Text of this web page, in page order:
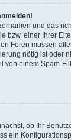
und das
bzw. einer Ihrer
Foren müssen
nötig ist oder
einem Spam-
ob Ihr
ein